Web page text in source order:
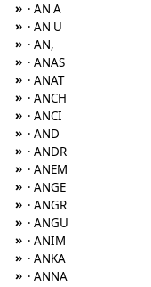
» · AN A
» · AN U
» · AN,
» · ANAS
» · ANAT
» · ANCH
» · ANCI
» · AND
» · ANDR
» · ANEM
» · ANGE
» · ANGR
» · ANGU
» · ANIM
» · ANKA
» · ANNA